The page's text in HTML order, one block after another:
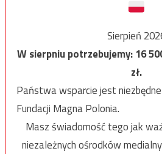
Sierpień
W sierpniu potrzebujemy:16
zł.
Państwa wsparcie jest
Fundacji Magna Polonia.
Masz świadomość tego jak
niezależnych ośrodków